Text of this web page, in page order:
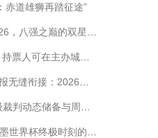
赤道雄狮再踏征途”
强之巅的双星陨落」**
在主办城市免费乘坐公交
世界杯北美赛区技术前瞻
储备与周期迭代模型研究”
杯终极时刻的胜负密码